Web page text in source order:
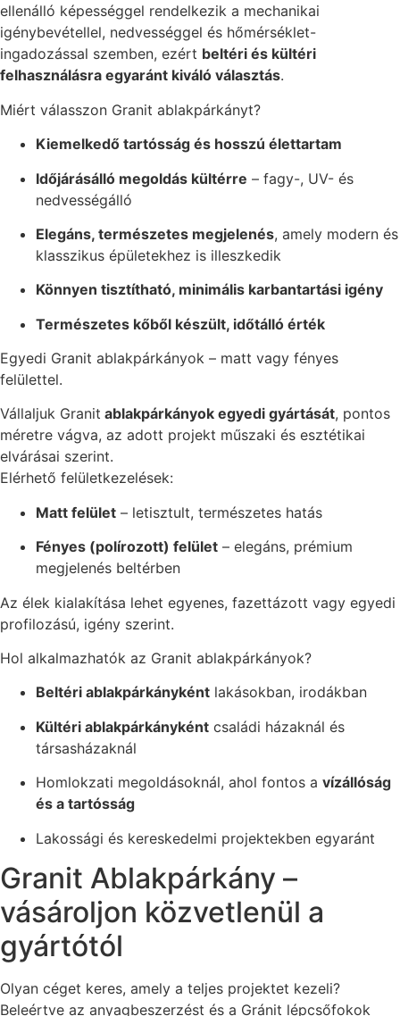
ellenálló képességgel rendelkezik a mechanikai
igénybevétellel, nedvességgel és hőmérséklet-
ingadozással szemben, ezért beltéri és kültéri
felhasználásra egyaránt kiváló választás.
Miért válasszon Granit ablakpárkányt?
Kiemelkedő tartósság és hosszú élettartam
Időjárásálló megoldás kültérre – fagy-, UV- és
nedvességálló
Elegáns, természetes megjelenés, amely modern és
klasszikus épületekhez is illeszkedik
Könnyen tisztítható, minimális karbantartási igény
Természetes kőből készült, időtálló érték
Egyedi Granit ablakpárkányok – matt vagy fényes
felülettel.
Vállaljuk Granit ablakpárkányok egyedi gyártását, pontos
méretre vágva, az adott projekt műszaki és esztétikai
elvárásai szerint.
Elérhető felületkezelések:
Matt felület – letisztult, természetes hatás
Fényes (polírozott) felület – elegáns, prémium
megjelenés beltérben
Az élek kialakítása lehet egyenes, fazettázott vagy egyedi
profilozású, igény szerint.
Hol alkalmazhatók az Granit ablakpárkányok?
Beltéri ablakpárkányként lakásokban, irodákban
Kültéri ablakpárkányként családi házaknál és
társasházaknál
Homlokzati megoldásoknál, ahol fontos a vízállóság
és a tartósság
Lakossági és kereskedelmi projektekben egyaránt
Granit Ablakpárkány –
vásároljon közvetlenül a
gyártótól
Olyan céget keres, amely a teljes projektet kezeli?
Beleértve az anyagbeszerzést és a Gránit lépcsőfokok